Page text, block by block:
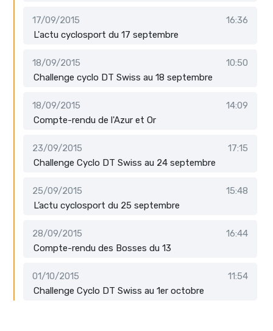
17/09/2015
16:36
L'actu cyclosport du 17 septembre
18/09/2015
10:50
Challenge cyclo DT Swiss au 18 septembre
18/09/2015
14:09
Compte-rendu de l'Azur et Or
23/09/2015
17:15
Challenge Cyclo DT Swiss au 24 septembre
25/09/2015
15:48
L’actu cyclosport du 25 septembre
28/09/2015
16:44
Compte-rendu des Bosses du 13
01/10/2015
11:54
Challenge Cyclo DT Swiss au 1er octobre